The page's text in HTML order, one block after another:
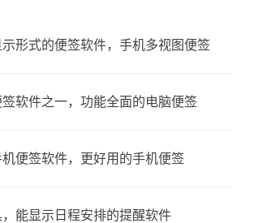
形式的便签软件，手机多视图便签
软件之一，功能全面的电脑便签
便签软件，更好用的手机便签
能显示日程安排的提醒软件